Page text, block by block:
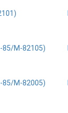
85/М-82105)
85/М-82005)